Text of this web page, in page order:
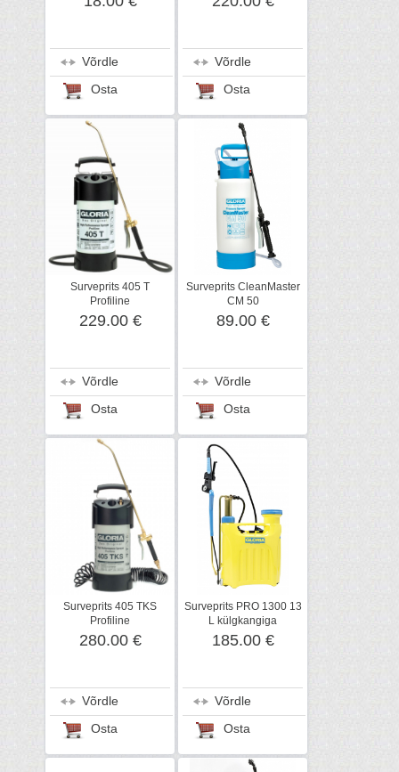
Võrdle
Osta
Võrdle
Osta
Surveprits 405 T
Profiline
229.00 €
Võrdle
Osta
Surveprits CleanMaster
CM 50
89.00 €
Võrdle
Osta
Surveprits 405 TKS
Profiline
280.00 €
Võrdle
Osta
Surveprits PRO 1300 13
L külgkangiga
185.00 €
Võrdle
Osta